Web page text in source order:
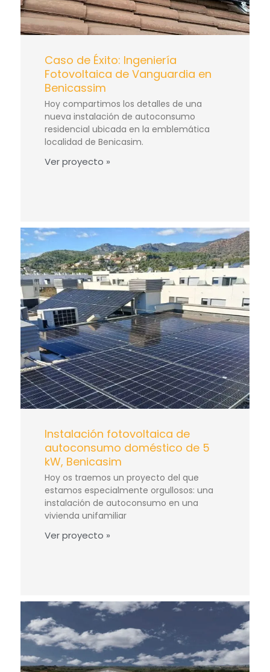
Caso de Éxito: Ingeniería
Fotovoltaica de Vanguardia en
Benicassim
Hoy compartimos los detalles de una
nueva instalación de autoconsumo
residencial ubicada en la emblemática
localidad de Benicasim.
Ver proyecto »
Instalación fotovoltaica de
autoconsumo doméstico de 5
kW, Benicasim
Hoy os traemos un proyecto del que
estamos especialmente orgullosos: una
instalación de autoconsumo en una
vivienda unifamiliar
Ver proyecto »